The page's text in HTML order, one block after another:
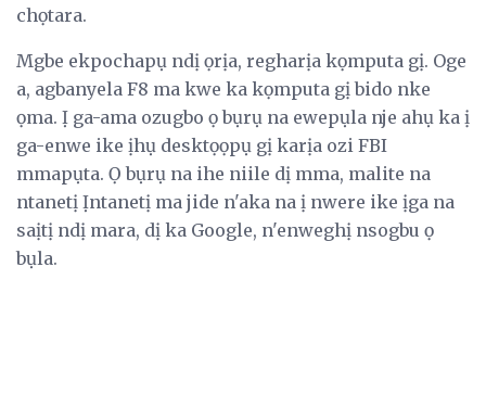
chọtara.
Mgbe ekpochapụ ndị ọrịa, regharịa kọmputa gị. Oge
a, agbanyela F8 ma kwe ka kọmputa gị bido nke
ọma. Ị ga-ama ozugbo ọ bụrụ na ewepụla nje ahụ ka ị
ga-enwe ike ịhụ desktọọpụ gị karịa ozi FBI
mmapụta. Ọ bụrụ na ihe niile dị mma, malite na
ntanetị Ịntanetị ma jide n'aka na ị nwere ike ịga na
saịtị ndị mara, dị ka Google, n'enweghị nsogbu ọ
bụla.